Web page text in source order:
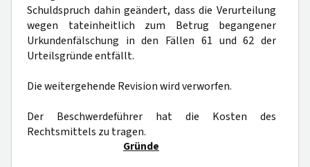
Schuldspruch dahin geändert, dass die Verurteilung
wegen tateinheitlich zum Betrug begangener
Urkundenfälschung in den Fällen 61 und 62 der
Urteilsgründe entfällt.
Die weitergehende Revision wird verworfen.
Der Beschwerdeführer hat die Kosten des
Rechtsmittels zu tragen.
Gründe